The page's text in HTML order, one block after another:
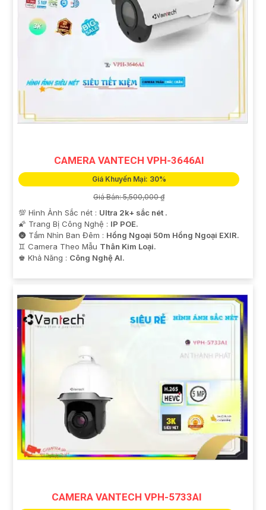
CAMERA VANTECH VPH-3646AI
Giá Khuyến Mại: 30%
Giá Bán: 5,500,000 ₫
💯 Hình Ảnh Sắc nét : Ultra 2k+ sắc nét .
🌠 Trang Bị Công Nghệ : IP POE.
🌚 Tầm Nhìn Ban Đêm : Hồng Ngoại 50m Hồng Ngoại EXIR.
♊ Camera Theo Mẫu Thân Kim Loại.
️♚ Khả Năng : Công Nghệ AI.
CAMERA VANTECH VPH-5733AI